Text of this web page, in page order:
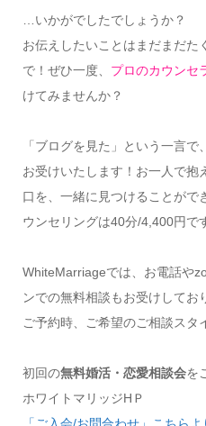
…いかがでしたでしょうか？
お伝えしたいことはまだまだた
で！ぜひ一度、 プロのカウンセ
けてみませんか？
「ブログを見た」という一言
お受けいたします！お一人で抱
口を、一緒に見つけることがで
ウンセリングは40分/4,400円で
WhiteMarriageでは、お電話や
ンでの無料相談もお受けしてお
ご予約時、ご希望のご相談スタ
初回の無料婚活・恋愛相談会を
ホワイトマリッジHＰ